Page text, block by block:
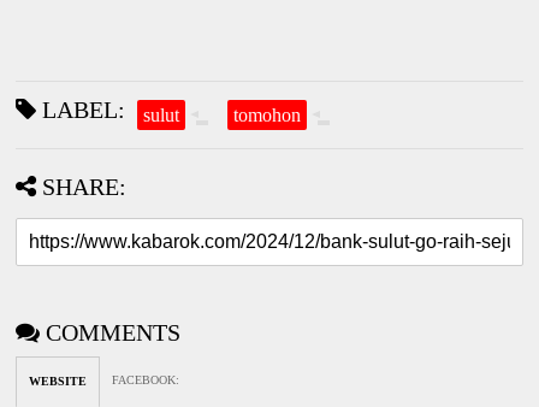
LABEL: sulut tomohon
SHARE:
COMMENTS
WEBSITE FACEBOOK: